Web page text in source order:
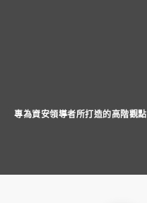
專為資安領導者所打造的高階觀點